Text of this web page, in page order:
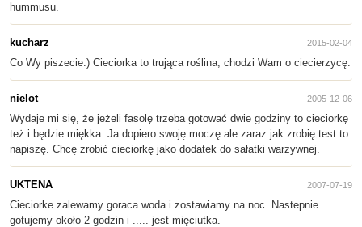
hummusu.
kucharz 2015-02-04
Co Wy piszecie:) Cieciorka to trująca roślina, chodzi Wam o ciecierzycę.
nielot 2005-12-06
Wydaje mi się, że jeżeli fasolę trzeba gotować dwie godziny to cieciorkę
też i będzie miękka. Ja dopiero swoję moczę ale zaraz jak zrobię test to
napiszę. Chcę zrobić cieciorkę jako dodatek do sałatki warzywnej.
UKTENA 2007-07-19
Cieciorke zalewamy goraca woda i zostawiamy na noc. Nastepnie
gotujemy około 2 godzin i ..... jest mięciutka.